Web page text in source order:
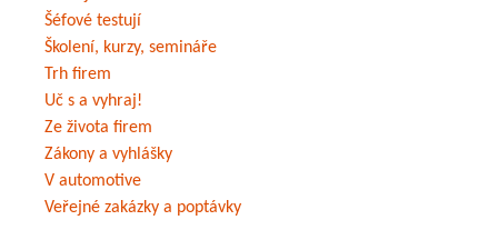
Šéfové testují
Školení, kurzy, semináře
Trh firem
Uč s a vyhraj!
Ze života firem
Zákony a vyhlášky
V automotive
Veřejné zakázky a poptávky